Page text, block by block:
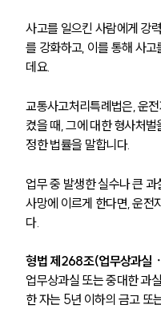
사고를 일으킨 사람에게 강
를 강화하고, 이를 통해 사
데요.
교통사고처리특례법은, 운
켰을 때, 그에 대한 형사처
정한 법률을 말합니다.
업무 중 발생한 실수나 큰
사망에 이르게 한다면, 운전
다.
형법 제268조(업무상과실
업무상과실 또는 중대한 과
한 자는 5년 이하의 금고 또